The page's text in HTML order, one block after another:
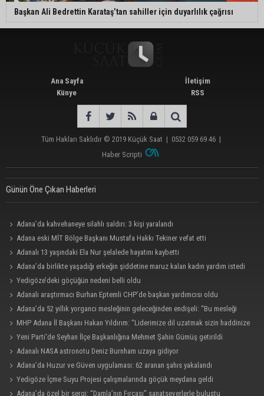
Başkan Ali Bedrettin Karataş’tan sahiller için duyarlılık çağrısı
Ana Sayfa
Künye
İletişim
RSS
Tüm Hakları Saklıdır © 2019 Küçük Saat | 0532 059 69 46 |
Haber Scripti
Günün Öne Çıkan Haberleri
Adana’da kahvehaneye silahlı saldırı: 3 kişi yaralandı
Adana eski MİT Bölge Başkanı Mustafa Hakkı Tekiner vefat etti
Adanalı 13 yaşındaki Ela Nur şelalede hayatını kaybetti
Adana’da birlikte yaşadığı erkeğin şiddetine maruz kalan kadın yardım istedi
Yedigöze’deki göçüğün nedeni belli oldu
Adanalı araştırmacı Burhan Eptemli CHP’de başkan yardımcısı oldu
Adana’da 52 yıllık yorgancı mesleğinin geleceğinden endişeli: “Bu mesleği
çocuğuma bile öğretemedim”
MHP Adana İl Başkanı Hakan Yıldırım: “Liderimize dil uzatmak sizin haddinize
değildir”
Yeni Parti'de Seyhan İlçe Başkanlığına Mehmet Şahin Gümüş getirildi
Adanalı NASA astronotu Deniz Burnham uzaya gidiyor
Adana’da Huzur ve Güven uygulaması: 62 aranan şahıs yakalandı
Yedigöze İçme Suyu Projesi çalışmalarında göçük meydana geldi
Adana’da özel bir sergi: “Damla’nın Fırçası” sanatseverlerle buluştu